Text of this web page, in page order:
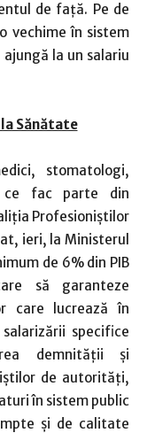
de faţă. Pe de
vechime în sistem
la un salariu
Sănătate
stomatologi,
ce fac parte din
Profesioniştilor
ieri, la Ministerul
de 6% din PIB
să garanteze
care lucrează în
specifice
demnităţii şi
de autorităţi,
în sistem public
şi de calitate